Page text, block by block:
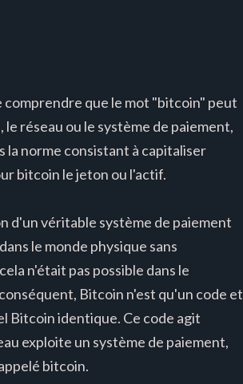
que le mot "bitcoin" peut
réseau ou le système de paiement,
la norme consistant à capitaliser
bitcoin le jeton ou l'actif.
d'un véritable système de paiement
le monde physique sans
n'était pas possible dans le
Bitcoin n'est qu'un code et
Bitcoin identique. Ce code agit
exploite un système de paiement,
bitcoin.